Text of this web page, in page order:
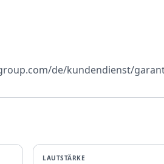
de/kundendienst/
LAUTSTÄRKE